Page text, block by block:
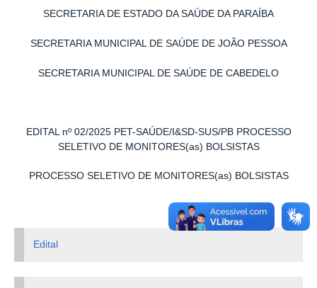
SECRETARIA DE ESTADO DA SAÚDE DA PARAÍBA
SECRETARIA MUNICIPAL DE SAÚDE DE JOÃO PESSOA
SECRETARIA MUNICIPAL DE SAÚDE DE CABEDELO
EDITAL nº 02/2025 PET-SAÚDE/I&SD-SUS/PB PROCESSO
SELETIVO DE MONITORES(as) BOLSISTAS
PROCESSO SELETIVO DE MONITORES(as) BOLSISTAS
Edital